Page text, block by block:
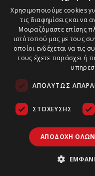
Χρησιμοποιούμε cookies
τις διαφημίσεις και να
Μοιραζόμαστε επίσης
ιστότοπού μας με τους
οποίοι ενδέχεται να τις
τους έχετε παράσχει ή
ΑΠΟΛΎΤΩΣ
ΣΤΌΧΕΥΣΗΣ
ΑΠΟΔΟΧΉ ΌΛΩΝ